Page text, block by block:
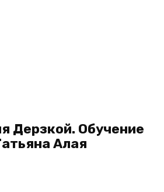
Дерзкой. Обучение
Алая